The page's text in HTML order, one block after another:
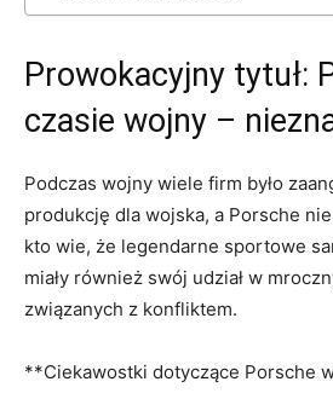
Prowokacyjny tytuł:
‍czasie wojny ‍–
Podczas wojny wiele firm było
produkcję⁣ dla ‍wojska, a​ Porsche nie
kto ⁣wie, że legendarne sportowe
miały również swój udział w
związanych z konfliktem.
**Ciekawostki‍ dotyczące Porsche